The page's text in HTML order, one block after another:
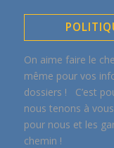
On aime faire le
même pour vos
dossiers ! C’est
nous tenons à
pour nous et les
chemin !